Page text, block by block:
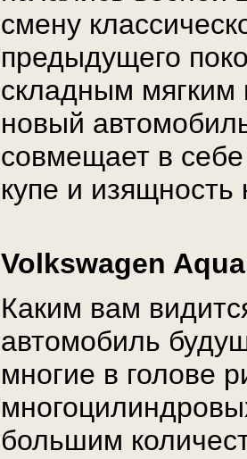
смену
предыдущего
складным
новый
совмещает в себе
купе и изящность
Volkswagen Aqua
Каким вам
автомобиль
многие в голове
большим